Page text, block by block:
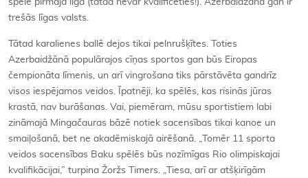
spēlē pirmajā līgā (tātad nevar kvalificēties!). Azerbaidžāna gan ir
trešās līgas valsts.
Tātad karalienes ballē dejos tikai pelnrušķītes. Toties
Azerbaidžānā populārajos cīņas sportos gan būs Eiropas
čempionāta līmenis, un arī vingrošana tiks pārstāvēta gandrīz
visos iespējamos veidos. Īpatnēji, ka spēlēs, kas risinās jūras
krastā, nav burāšanas. Vai, piemēram, mūsu sportistiem labi
zināmajā Mingačauras bāzē notiek sacensības tikai kanoe un
smaiļošanā, bet ne akadēmiskajā airēšanā. „Tomēr 11 sporta
veidos sacensības Baku spēlēs būs nozīmīgas Rio olimpiskajai
kvalifikācijai,” turpina Žoržs Timers. „Tiesa, arī ar atšķirīgām